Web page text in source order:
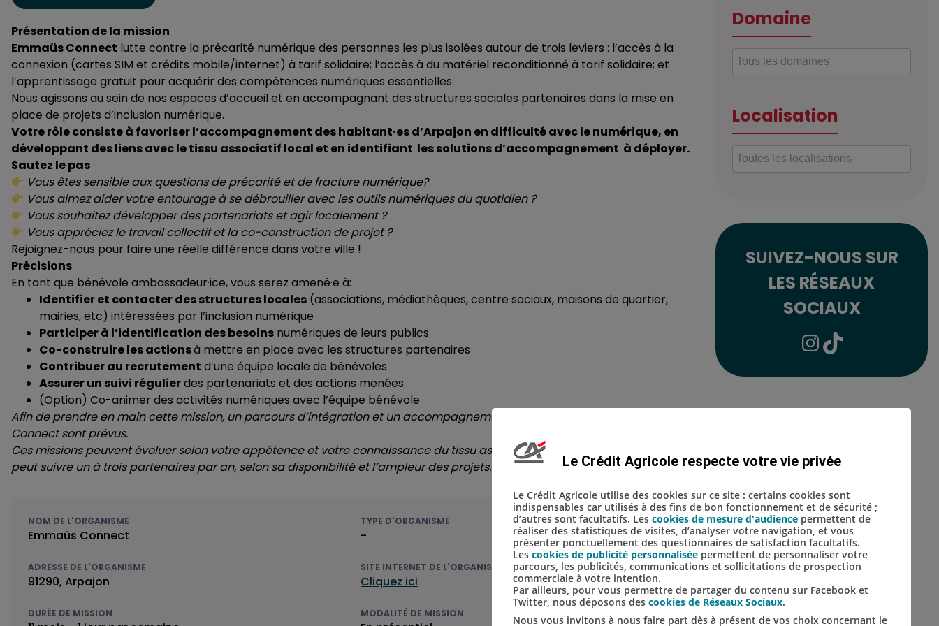
Présentation de la mission
Emmaüs Connect lutte contre la précarité numérique des personnes les plus isolées autour de trois leviers : l’accès à la
connexion (cartes SIM et crédits mobile/internet) à tarif solidaire; l’accès à du matériel reconditionné à tarif solidaire; et
l’apprentissage gratuit pour acquérir des compétences numériques essentielles.
Nous agissons au sein de nos espaces d’accueil et en accompagnant des structures sociales partenaires dans la mise en
place de projets d’inclusion numérique.
Votre rôle consiste à favoriser l’accompagnement des habitant·es d’Arpajon en difficulté avec le numérique, en
développant des liens avec le tissu associatif local et en identifiant les solutions d’accompagnement à déployer.
Sautez le pas
Vous êtes sensible aux questions de précarité et de fracture numérique?
Vous aimez aider votre entourage à se débrouiller avec les outils numériques du quotidien ?
Vous souhaitez développer des partenariats et agir localement ?
Vous appréciez le travail collectif et la co-construction de projet ?
Rejoignez-nous pour faire une réelle différence dans votre ville !
Précisions
En tant que bénévole ambassadeur·ice, vous serez amené·e à:
Identifier et contacter des structures locales (associations, médiathèques, centre sociaux, maisons de quartier,
mairies, etc) intéressées par l’inclusion numérique
Participer à l’identification des besoins numériques de leurs publics
Co-construire les actionsà mettre en place avec les structures partenaires
Contribuer au recrutement d’une équipe locale de bénévoles
Assurer un suivi régulierdes partenariats et des actions menées
(Option) Co-animer des activités numériques avec l’équipe bénévole
Afin de prendre en main cette mission, un parcours d’intégration et un accompagnement par une référente Emmaüs
Connect sont prévus.
Ces missions peuvent évoluer selon votre appétence et votre connaissance du tissu associatif local. Chaque bénévole
peut suivre un à trois partenaires par an, selon sa disponibilité et l’ampleur des projets.
NOM DE L'ORGANISME
Emmaüs Connect
TYPE D'ORGANISME
-
ADRESSE DE L'ORGANISME
91290, Arpajon
SITE INTERNET DE L'ORGANISME
Cliquez ici
DURÉE DE MISSION MODALITÉ DE MISSION
Domaine
Localisation
SUIVEZ-NOUS SUR
LES RÉSEAUX
SOCIAUX
Lien vers le compte
Lien vers le
Le Crédit Agricole respecte votre vie privée
Le Crédit Agricole utilise des cookies sur ce site : certains cookies sont
indispensables car utilisés à des fins de bon fonctionnement et de sécurité ;
d’autres sont facultatifs. Les cookies de mesure d'audience permettent de
réaliser des statistiques de visites, d’analyser votre navigation, et vous
présenter ponctuellement des questionnaires de satisfaction facultatifs.
Les cookies de publicité personnalisée permettent de personnaliser votre
parcours, les publicités, communications et sollicitations de prospection
commerciale à votre intention.
Par ailleurs, pour vous permettre de partager du contenu sur Facebook et
Twitter, nous déposons des cookies de Réseaux Sociaux.
Nous vous invitons à nous faire part dès à présent de vos choix concernant le